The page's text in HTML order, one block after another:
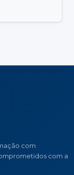
com
com a